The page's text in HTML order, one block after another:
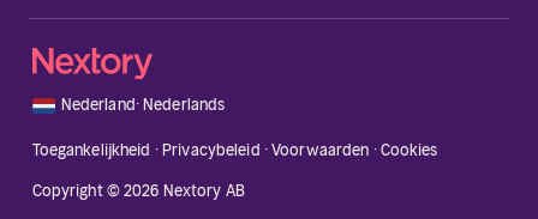
🇳🇱 Nederland·Nederlands
Toegankelijkheid ·Privacybeleid ·Voorwaarden ·Cookies
Copyright © 2026 Nextory AB